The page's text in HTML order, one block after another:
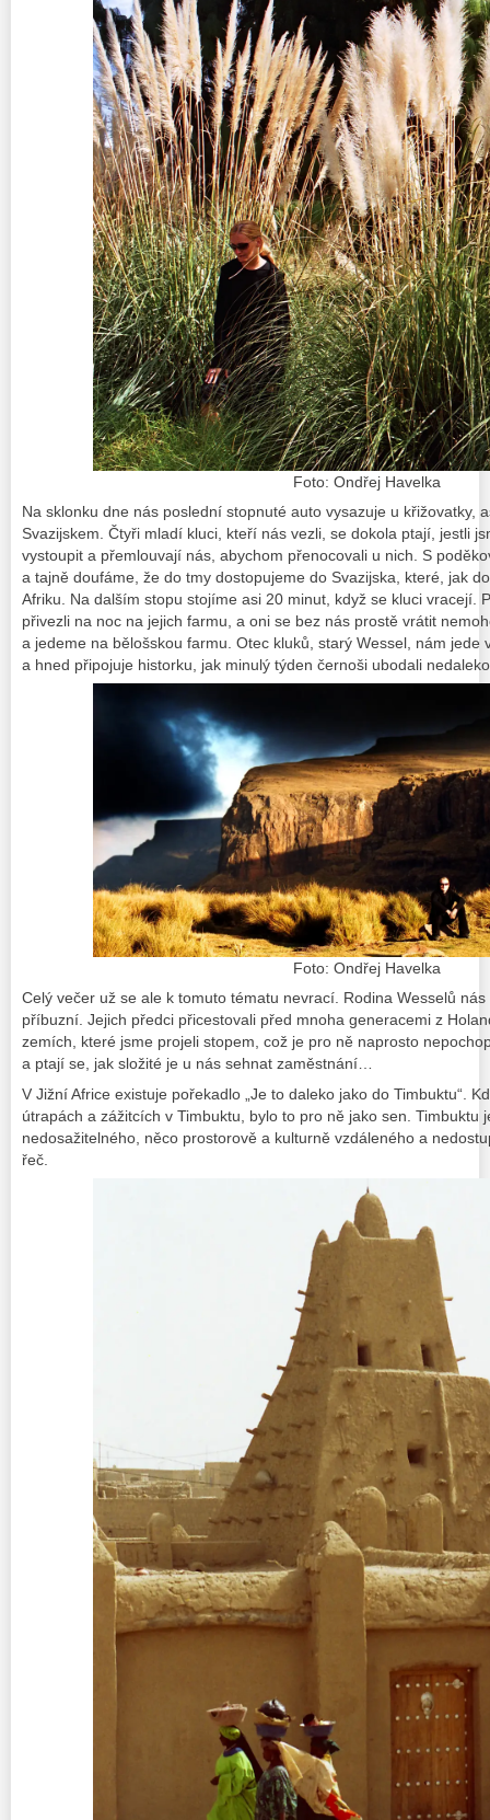
Foto: Ondřej Havelka
Na sklonku dne nás poslední stopnuté auto vysazuje u křižovatky,
Svazijskem. Čtyři mladí kluci, kteří nás vezli, se dokola ptají, jestli
vystoupit a přemlouvají nás, abychom přenocovali u nich. S
a tajně doufáme, že do tmy dostopujeme do Svazijska, které, jak
Afriku. Na dalším stopu stojíme asi 20 minut, když se kluci vracejí.
přivezli na noc na jejich farmu, a oni se bez nás prostě vrátit
a jedeme na bělošskou farmu. Otec kluků, starý Wessel, nám jede
a hned připojuje historku, jak minulý týden černoši ubodali
Foto: Ondřej Havelka
Celý večer už se ale k tomuto tématu nevrací. Rodina Wesselů
příbuzní. Jejich předci přicestovali před mnoha generacemi z
zemích, které jsme projeli stopem, což je pro ně naprosto
a ptají se, jak složité je u nás sehnat zaměstnání…
V Jižní Africe existuje pořekadlo „Je to daleko jako do Timbuktu“.
útrapách a zážitcích v Timbuktu, bylo to pro ně jako sen. Timbuktu
nedosažitelného, něco prostorově a kulturně vzdáleného a
řeč.